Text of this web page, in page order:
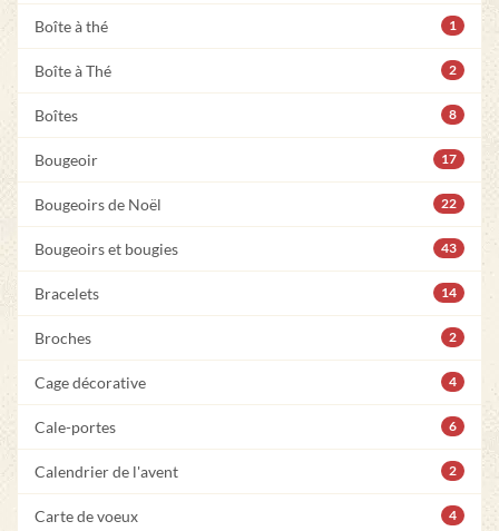
Boîte à thé 1
Boîte à Thé 2
Boîtes 8
Bougeoir 17
Bougeoirs de Noël 22
Bougeoirs et bougies 43
Bracelets 14
Broches 2
Cage décorative 4
Cale-portes 6
Calendrier de l'avent 2
Carte de voeux 4